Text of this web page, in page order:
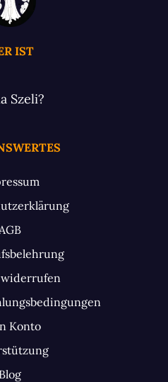
IST
Szeli?
AGB
Konto
Blog